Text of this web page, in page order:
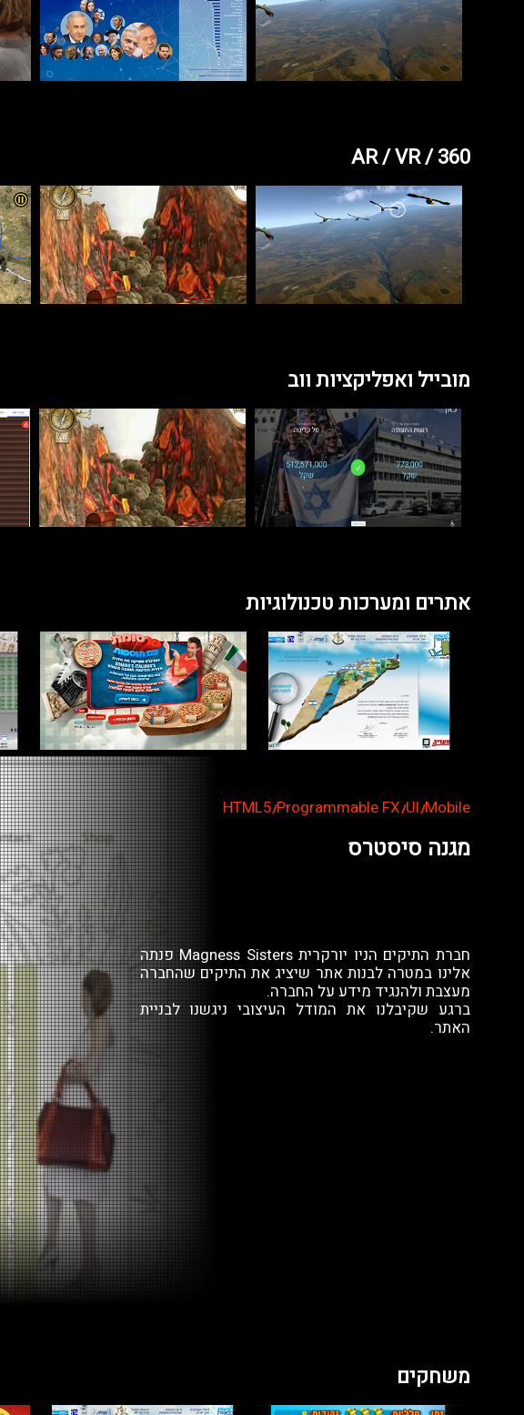
AR / VR / 360
מובייל ואפליקציות ווב
אתרים ומערכות טכנולוגיות
HTML5//Programmable FX//UI//Mobile
מגנה סיסטרס
חברת התיקים הניו יורקרית Magness Sisters פנתה
אלינו במטרה לבנות אתר שיציג את התיקים שהחברה
מעצבת ולהנגיד מידע על החברה.
ברגע שקיבלנו את המודל העיצובי ניגשנו לבניית
האתר.
משחקים